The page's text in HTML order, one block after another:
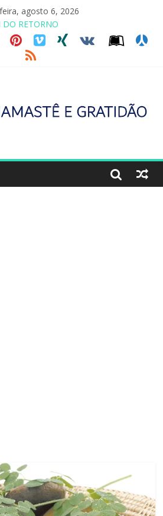
agosto 6, 2026
DO RETORNO
DE ABRAÇAR
FAMÍLIA – MAIA SOMEL
A PENA CULTIVAR A GENTILEZA?